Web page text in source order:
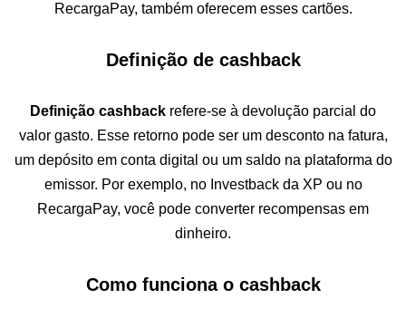
RecargaPay, também oferecem esses cartões.
Definição de cashback
Definição cashback refere-se à devolução parcial do
valor gasto. Esse retorno pode ser um desconto na fatura,
um depósito em conta digital ou um saldo na plataforma do
emissor. Por exemplo, no Investback da XP ou no
RecargaPay, você pode converter recompensas em
dinheiro.
Como funciona o cashback